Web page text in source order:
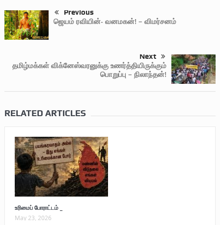
Previous
ஜெயம் ரவியின்- வனமகன்! – விமர்சனம்
Next
தமிழ்மக்கள் விக்னேஸ்வரனுக்கு உணர்த்தியிருக்கும்
பொறுப்பு – நிலாந்தன்!
RELATED ARTICLES
உரிமைப் போராட்டம் _
May 23, 2026